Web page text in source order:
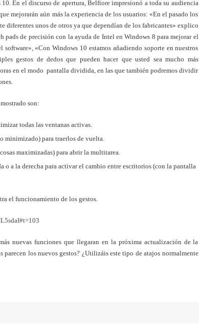
En el discurso de apertura, Belfiore impresionó a toda su audiencia
mejorarán aún más la experiencia de los usuarios: «En el pasado los
diferentes unos de otros ya que dependían de los fabricantes» explico
de precisión con la ayuda de Intel en Windows 8 para mejorar el
software», «Con Windows 10 estamos añadiendo soporte en nuestros
gestos de dedos que pueden hacer que usted sea mucho más
en el modo pantalla dividida, en las que también podremos dividir
son:
todas las ventanas activas.
minimizado) para traerlos de vuelta.
maximizadas) para abrir la multitarea.
o a la derecha para activar el cambio entre escritorios (con la pantalla
el funcionamiento de los gestos.
nuevas funciones que llegaran en la próxima actualización de la
parecen los nuevos gestos? ¿Utilizáis este tipo de atajos normalmente